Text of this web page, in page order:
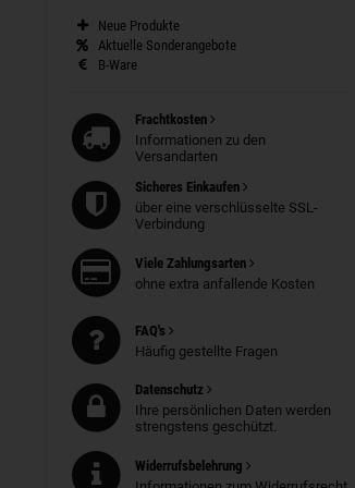
Neue Produkte
Aktuelle Sonderangebote
B-Ware
Frachtkosten
Informationen zu den
Versandarten
Sicheres Einkaufen
über eine verschlüsselte SSL-
Verbindung
Viele Zahlungsarten
ohne extra anfallende Kosten
FAQ's
Häufig gestellte Fragen
Datenschutz
Ihre persönlichen Daten werden
strengstens geschützt.
Widerrufsbelehrung